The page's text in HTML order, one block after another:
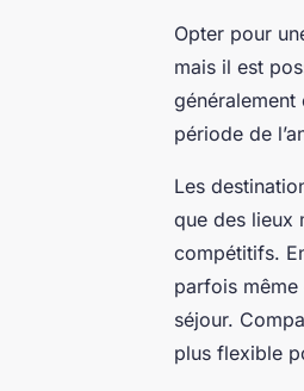
Opter pour
mais il est
période de
Les
que des lieux
compétitifs.
parfois
séjour.
plus flexible